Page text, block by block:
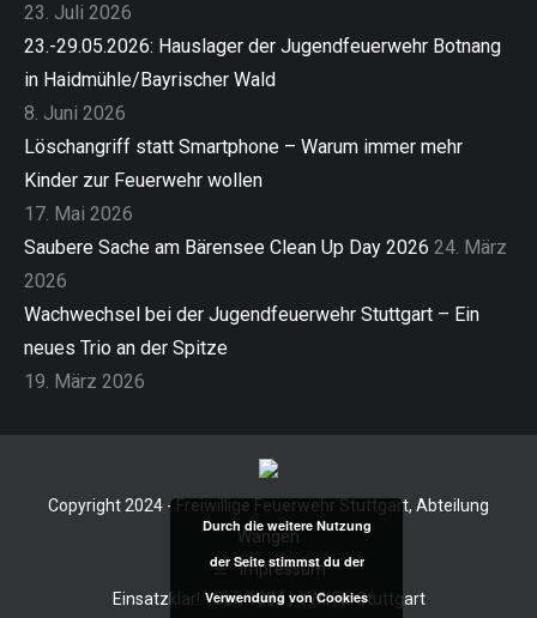
23. Juli 2026
23.-29.05.2026: Hauslager der Jugendfeuerwehr Botnang
in Haidmühle/Bayrischer Wald
8. Juni 2026
Löschangriff statt Smartphone – Warum immer mehr
Kinder zur Feuerwehr wollen
17. Mai 2026
Saubere Sache am Bärensee Clean Up Day 2026 24. März
2026
Wachwechsel bei der Jugendfeuerwehr Stuttgart – Ein
neues Trio an der Spitze
19. März 2026
Copyright 2024 - Freiwillige Feuerwehr Stuttgart, Abteilung
Wangen
Impressum
Einsatzklar! - Seit 1884 | #WirFürStuttgart
Durch die weitere Nutzung
der Seite stimmst du der
Verwendung von Cookies